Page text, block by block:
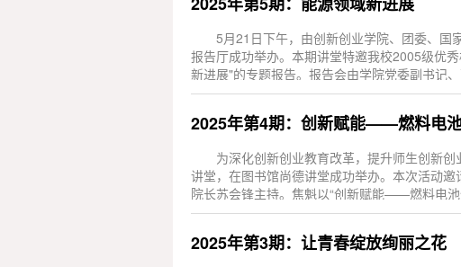
5月21日下午，由创新创业学院、团委、国
报告厅成功举办。本期讲堂特邀我校2005级优
新进展"的专题报告。报告会由学院党委副书记
岳向同学们...
2025年第4期：创新赋能——燃料电
为深化创新创业教育改革，提升师生创新
讲堂，在图书馆尚德讲堂成功举办。本次活动
院长苏会锋主持。焦魁以“创新赋能——燃料电
的创新...
2025年第3期：让青春绽放绚丽之花